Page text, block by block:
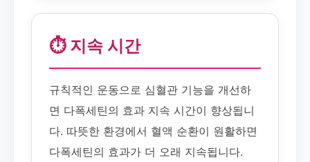
⏱️ 지속 시간
규칙적인 운동으로 심혈관 기능을 개선하
면 다폭세틴의 효과 지속 시간이 향상됩니
다. 따뜻한 환경에서 혈액 순환이 원활하면
다폭세틴의 효과가 더 오래 지속됩니다.